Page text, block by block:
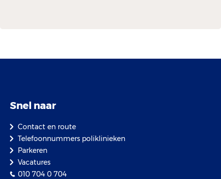
Snel naar
Contact en route
Telefoonnummers poliklinieken
Parkeren
Vacatures
010 704 0 704